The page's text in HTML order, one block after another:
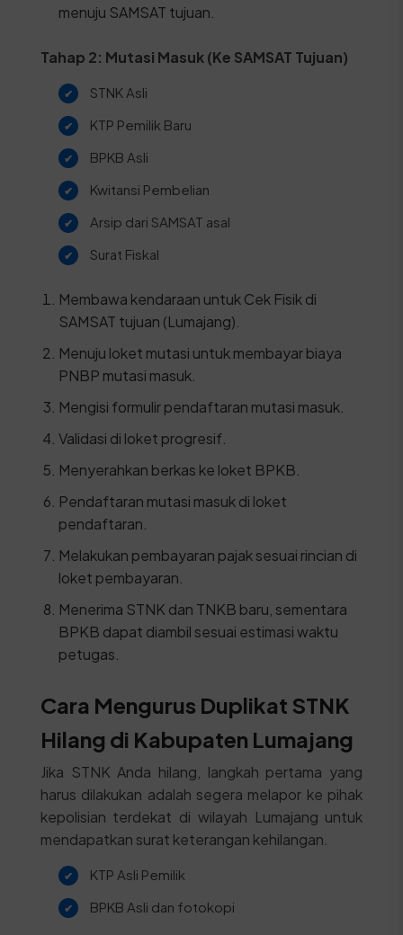
menuju SAMSAT tujuan.
Tahap 2: Mutasi Masuk (Ke SAMSAT Tujuan)
STNK Asli
KTP Pemilik Baru
BPKB Asli
Kwitansi Pembelian
Arsip dari SAMSAT asal
Surat Fiskal
Membawa kendaraan untuk Cek Fisik di
SAMSAT tujuan (Lumajang).
Menuju loket mutasi untuk membayar biaya
PNBP mutasi masuk.
Mengisi formulir pendaftaran mutasi masuk.
Validasi di loket progresif.
Menyerahkan berkas ke loket BPKB.
Pendaftaran mutasi masuk di loket
pendaftaran.
Melakukan pembayaran pajak sesuai rincian di
loket pembayaran.
Menerima STNK dan TNKB baru, sementara
BPKB dapat diambil sesuai estimasi waktu
petugas.
Cara Mengurus Duplikat STNK
Hilang di Kabupaten Lumajang
Jika STNK Anda hilang, langkah pertama yang
harus dilakukan adalah segera melapor ke pihak
kepolisian terdekat di wilayah Lumajang untuk
mendapatkan surat keterangan kehilangan.
KTP Asli Pemilik
BPKB Asli dan fotokopi